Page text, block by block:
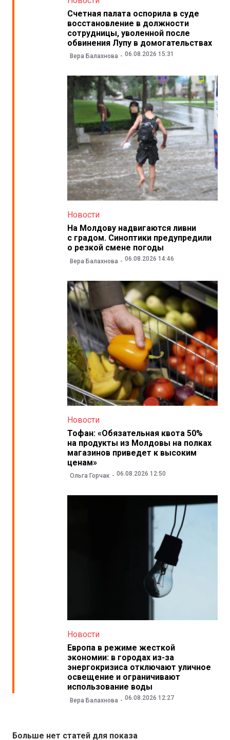
Счетная палата оспорила в суде
восстановление в должности
сотрудницы, уволенной после
обвинения Лупу в домогательствах
Вера Балахнова 06.08.2026 15:31
Новости
На Молдову надвигаются ливни
с градом. Синоптики предупредили
о резкой смене погоды
Вера Балахнова 06.08.2026 14:46
Новости
Тофан: «Обязательная квота 50%
на продукты из Молдовы на полках
магазинов приведет к высоким
ценам»
Ольга Горчак 06.08.2026 12:50
Новости
Европа в режиме жесткой
экономии: в городах из-за
энергокризиса отключают уличное
освещение и ограничивают
использование воды
Вера Балахнова 06.08.2026 12:27
Больше нет статей для показа